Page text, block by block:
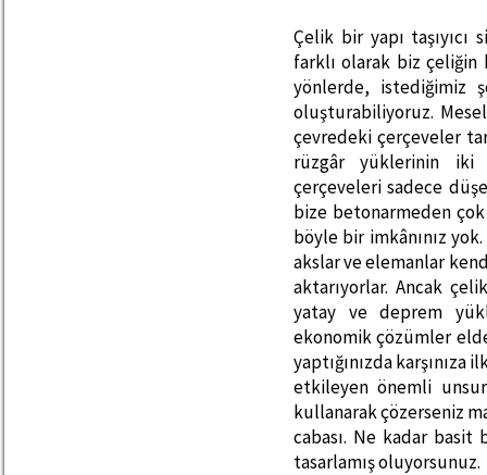
Çelik bir yapı
farklı olarak biz çeliğin
yönlerde, istediğimiz
oluşturabiliyoruz.
çevredeki çerçeveler
rüzgâr yüklerinin iki
çerçeveleri sadece
bize betonarmeden
böyle bir imkânınız
akslar ve elemanlar
aktarıyorlar. Ancak
yatay ve deprem
ekonomik çözümler
yaptığınızda
etkileyen önemli
kullanarak çözerseniz
cabası. Ne kadar basit
tasarlamış oluyorsunuz.